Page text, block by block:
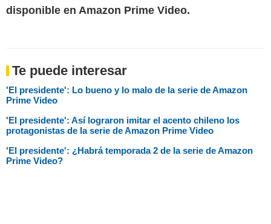
disponible en Amazon Prime Video.
Te puede interesar
'El presidente': Lo bueno y lo malo de la serie de Amazon
Prime Video
'El presidente': Así lograron imitar el acento chileno los
protagonistas de la serie de Amazon Prime Video
'El presidente': ¿Habrá temporada 2 de la serie de Amazon
Prime Video?